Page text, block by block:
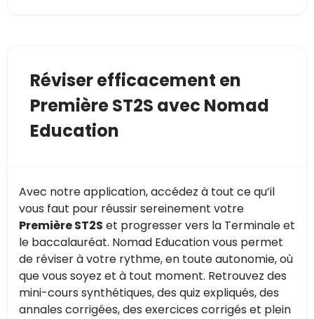
Réviser efficacement en
Première ST2S avec Nomad
Education
Avec notre application, accédez à tout ce qu’il
vous faut pour réussir sereinement votre
Première ST2S et progresser vers la Terminale et
le baccalauréat. Nomad Education vous permet
de réviser à votre rythme, en toute autonomie, où
que vous soyez et à tout moment. Retrouvez des
mini-cours synthétiques, des quiz expliqués, des
annales corrigées, des exercices corrigés et plein